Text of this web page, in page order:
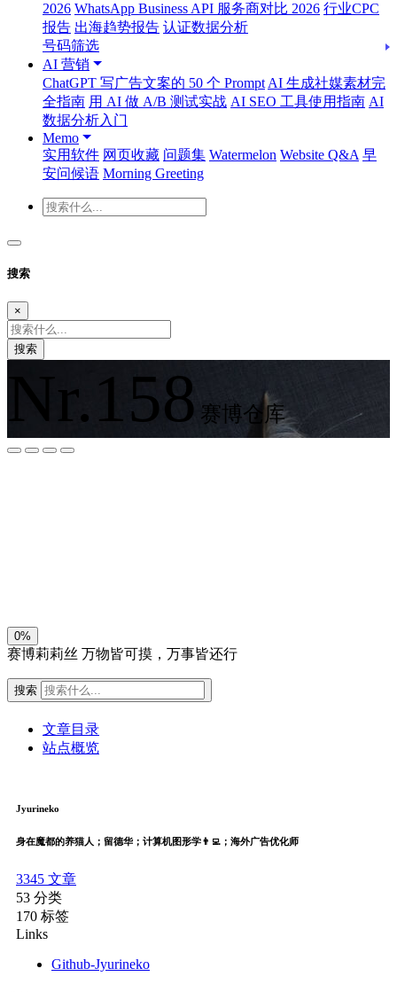
2026 WhatsApp Business API 服务商对比 2026 行业CPC
报告 出海趋势报告 认证数据分析
号码筛选
AI 营销
ChatGPT 写广告文案的 50 个 Prompt AI 生成社媒素材完
全指南 用 AI 做 A/B 测试实战 AI SEO 工具使用指南 AI
数据分析入门
Memo
实用软件 网页收藏 问题集 Watermelon Website Q&A 早
安问候语 Morning Greeting
搜索
×
搜索
Nr.158 赛博仓库
0%
赛博莉莉丝 万物皆可摸，万事皆还行
搜索
文章目录
站点概览
Jyurineko
身在魔都的养猫人；留德华；计算机图形学👨‍💻；海外广告优化师
3345 文章
53 分类
170 标签
Links
Github-Jyurineko